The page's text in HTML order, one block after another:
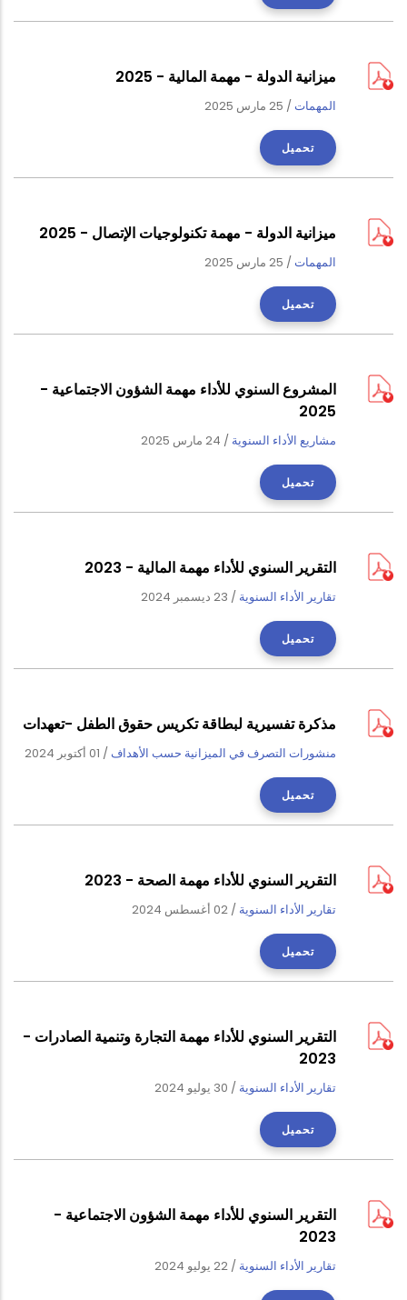
ميزانية الدولة - مهمة المالية - 2025
المهمات/ 25 مارس 2025
تحميل
ميزانية الدولة - مهمة تكنولوجيات الإتصال - 2025
المهمات/ 25 مارس 2025
تحميل
المشروع السنوي للأداء مهمة الشؤون الاجتماعية -
2025
مشاريع الأداء السنوية / 24 مارس 2025
تحميل
التقرير السنوي للأداء مهمة المالية - 2023
تقارير الأداء السنوية / 23 ديسمبر 2024
تحميل
مذكرة تفسيرية لبطاقة تكريس حقوق الطفل -تعهدات
منشورات التصرف في الميزانية حسب الأهداف / 01 أكتوبر 2024
تحميل
التقرير السنوي للأداء مهمة الصحة - 2023
تقارير الأداء السنوية / 02 أغسطس 2024
تحميل
التقرير السنوي للأداء مهمة التجارة وتنمية الصادرات -
2023
تقارير الأداء السنوية / 30 يوليو 2024
تحميل
التقرير السنوي للأداء مهمة الشؤون الاجتماعية -
2023
تقارير الأداء السنوية / 22 يوليو 2024